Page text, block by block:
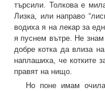
търсили. Толкова е
Лизка, или направо
водиха я на лекар за
я пуснем вътре. Не
добре котка да влиза
наплашиха, че котките
правят на нищо.
Но поне имам